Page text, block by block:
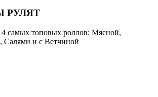
РУЛЯТ
самых топовых роллов: Мясной,
Салями и с Ветчиной